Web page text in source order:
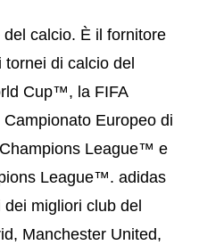
calcio. È il fornitore
di calcio del
Cup™, la FIFA
Europeo di
League™ e
League™. adidas
migliori club del
Manchester United,